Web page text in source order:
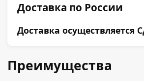
Доставка по России
Доставка
Преимущества